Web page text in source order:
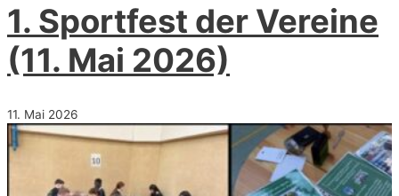
1. Sportfest der Vereine
(11. Mai 2026)
11. Mai 2026